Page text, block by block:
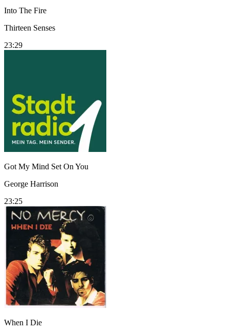
Into The Fire
Thirteen Senses
23:29
Got My Mind Set On You
George Harrison
23:25
When I Die